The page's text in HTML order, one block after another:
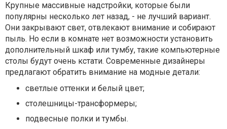
Крупные массивные надстройки, которые были
популярны несколько лет назад, - не лучший вариант.
Они закрывают свет, отвлекают внимание и собирают
пыль. Но если в комнате нет возможности установить
дополнительный шкаф или тумбу, такие компьютерные
столы будут очень кстати. Современные дизайнеры
предлагают обратить внимание на модные детали:
светлые оттенки и белый цвет;
столешницы-трансформеры;
подвесные полки и тумбы.